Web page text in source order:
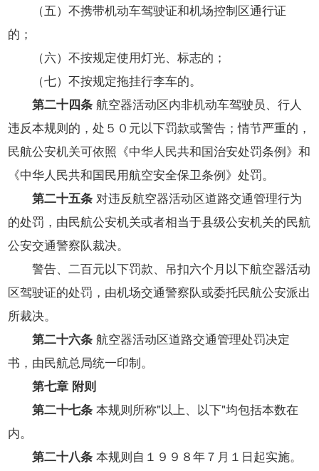
（五）不携带机动车驾驶证和机场控制区通行证
的；
（六）不按规定使用灯光、标志的；
（七）不按规定拖挂行李车的。
第二十四条航空器活动区内非机动车驾驶员、行人
违反本规则的，处５０元以下罚款或警告；情节严重的，
民航公安机关可依照《中华人民共和国治安处罚条例》和
《中华人民共和国民用航空安全保卫条例》处罚。
第二十五条对违反航空器活动区道路交通管理行为
的处罚，由民航公安机关或者相当于县级公安机关的民航
公安交通警察队裁决。
警告、二百元以下罚款、吊扣六个月以下航空器活动
区驾驶证的处罚，由机场交通警察队或委托民航公安派出
所裁决。
第二十六条航空器活动区道路交通管理处罚决定
书，由民航总局统一印制。
第七章 附则
第二十七条本规则所称"以上、以下"均包括本数在
内。
第二十八条本规则自１９９８年７月１日起实施。